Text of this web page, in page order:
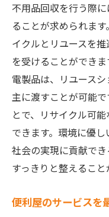
便利屋のリ
持続可能な
便利屋が提
エコフレ
便利屋の不用品
ト
不用品から
便利屋を通
長期的な経
便利屋の料
不用品回収を行う際
ることが求められま
イクルとリユースを
を受けることができ
電製品は、リユース
主に渡すことが可能
とで、リサイクル可
できます。環境に優
社会の実現に貢献で
すっきりと整えること
便利屋のサービスを